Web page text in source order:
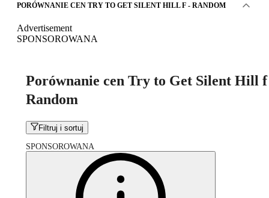
PORÓWNANIE CEN TRY TO GET SILENT HILL F - RANDOM
Advertisement
SPONSOROWANA
Porównanie cen Try to Get Silent Hill
Random
Filtruj i sortuj
SPONSOROWANA